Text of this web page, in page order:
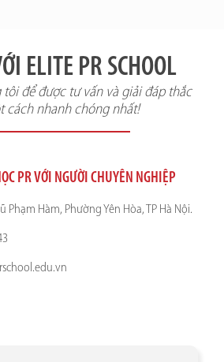
ELITE PR SCHOOL
để được tư vấn và giải đáp thắc
cách nhanh chóng nhất!
PR VỚI NGƯỜI CHUYÊN NGHIỆP
Phạm Hàm, Phường Yên Hòa, TP Hà Nội.